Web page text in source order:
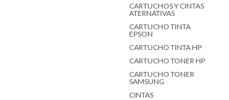
CARTUCHOS Y CINTAS
ATERNATIVAS
CARTUCHO TINTA
EPSON
CARTUCHO TINTA HP
CARTUCHO TONER HP
CARTUCHO TONER
SAMSUNG
CINTAS